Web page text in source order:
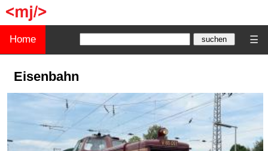
Home ☰
Eisenbahn